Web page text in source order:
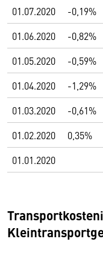
01.07.2020
-0,19%
01.06.2020
-0,82%
01.05.2020
-0,59%
01.04.2020
-1,29%
01.03.2020
-0,61%
01.02.2020
0,35%
01.01.2020